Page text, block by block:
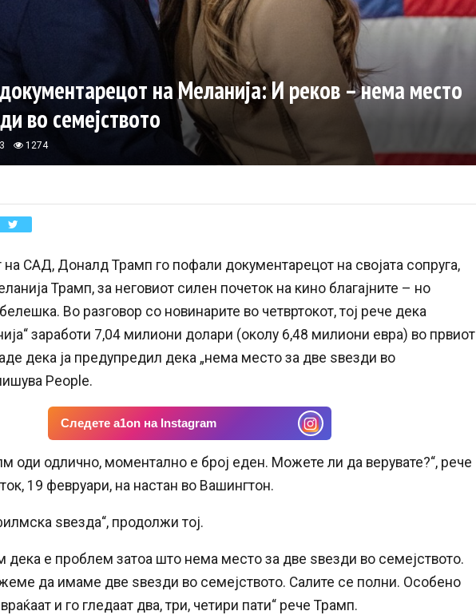
на Меланија: И реков – нема место
во семејството
1274
на САД, Доналд Трамп го пофали документарецот на својата сопруга,
Трамп, за неговиот силен почеток на кино благајните – но
Во разговор со новинарите во четвртокот, тој рече дека
заработи 7,04 милиони долари (околу 6,48 милиони евра) во првиот
дека ја предупредил дека „нема место за две ѕвезди во
People.
Следете a1on на Instagram
оди одлично, моментално е број еден. Можете ли да верувате?“, рече
19 февруари, на настан во Вашингтон.
ѕвезда“, продолжи тој.
дека е проблем затоа што нема место за две ѕвезди во семејството.
да имаме две ѕвезди во семејството. Салите се полни. Особено
и го гледаат два, три, четири пати“ рече Трамп.